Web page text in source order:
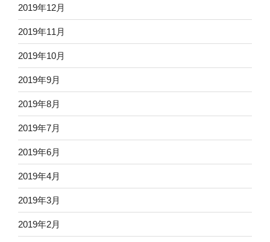
2019年12月
2019年11月
2019年10月
2019年9月
2019年8月
2019年7月
2019年6月
2019年4月
2019年3月
2019年2月